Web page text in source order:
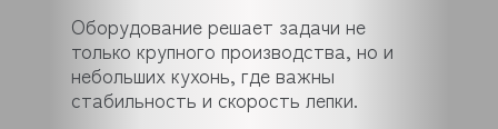
Оборудование решает задачи не
только крупного производства, но и
небольших кухонь, где важны
стабильность и скорость лепки.